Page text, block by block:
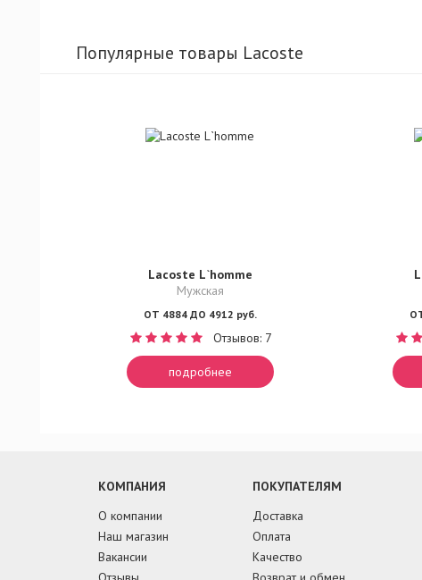
Популярные товары Lacoste
Lacoste L`homme
Мужская
ОТ 4884 ДО 4912 руб.
Отзывов: 7
подробнее
КОМПАНИЯ
О компании
Наш магазин
Вакансии
ПОКУПАТЕЛЯМ
Доставка
Оплата
Качество